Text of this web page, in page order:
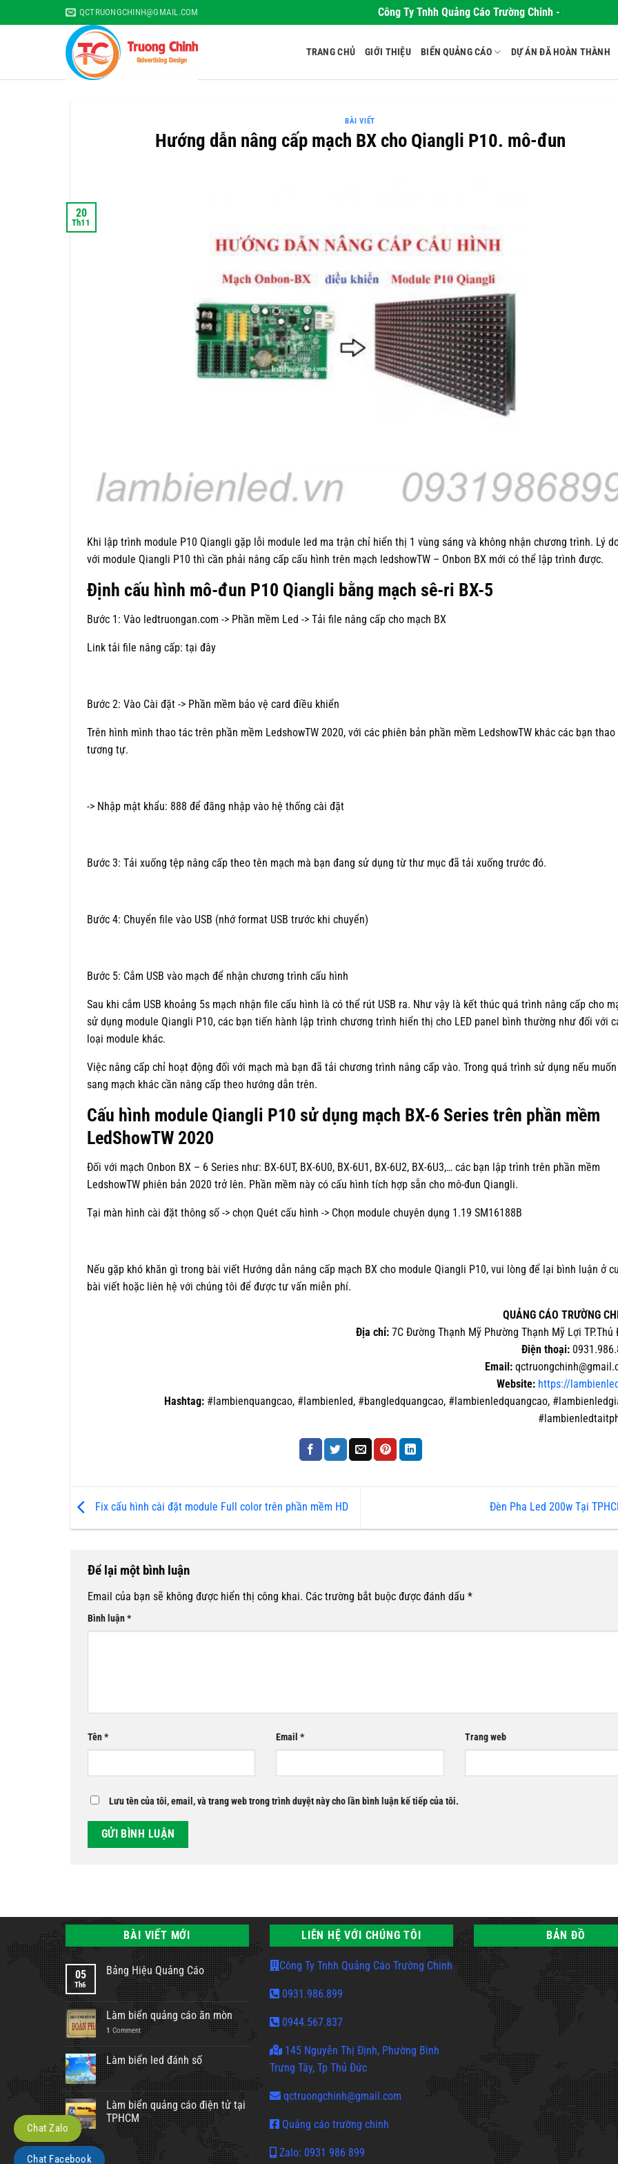
to
QCTRUONGCHINH@GMAIL.COM Công Ty Tnhh Quảng Cáo Trường Chinh - Nơi Khơi
TRANG CHỦ GIỚI THIỆU BIỂN QUẢNG CÁO DỰ ÁN ĐÃ HOÀN THÀNH
BÀI VIẾT
Hướng dẫn nâng cấp mạch BX cho Qiangli P10. mô-đun
20
Th11
Khi lập trình module P10 Qiangli gặp lỗi module led ma trận chỉ hiển thị 1 vùng sáng và không nhận chương trình. Lý
với module Qiangli P10 thì cần phải nâng cấp cấu hình trên mạch ledshowTW – Onbon BX mới có thể lập trình được.
Định cấu hình mô-đun P10 Qiangli bằng mạch sê-ri BX-5
Bước 1: Vào ledtruongan.com -> Phần mềm Led -> Tải file nâng cấp cho mạch BX
Link tải file nâng cấp: tại đây
Bước 2: Vào Cài đặt -> Phần mềm bảo vệ card điều khiển
Trên hình mình thao tác trên phần mềm LedshowTW 2020, với các phiên bản phần mềm LedshowTW khác các bạn
tương tự.
-> Nhập mật khẩu: 888 để đăng nhập vào hệ thống cài đặt
Bước 3: Tải xuống tệp nâng cấp theo tên mạch mà bạn đang sử dụng từ thư mục đã tải xuống trước đó.
Bước 4: Chuyển file vào USB (nhớ format USB trước khi chuyển)
Bước 5: Cắm USB vào mạch để nhận chương trình cấu hình
Sau khi cắm USB khoảng 5s mạch nhận file cấu hình là có thể rút USB ra. Như vậy là kết thúc quá trình nâng cấp cho
sử dụng module Qiangli P10, các bạn tiến hành lập trình chương trình hiển thị cho LED panel bình thường như đối với
loại module khác.
Việc nâng cấp chỉ hoạt động đối với mạch mà bạn đã tải chương trình nâng cấp vào. Trong quá trình sử dụng nếu
sang mạch khác cần nâng cấp theo hướng dẫn trên.
Cấu hình module Qiangli P10 sử dụng mạch BX-6 Series trên phần mềm
LedShowTW 2020
Đối với mạch Onbon BX – 6 Series như: BX-6UT, BX-6U0, BX-6U1, BX-6U2, BX-6U3,… các bạn lập trình trên phần mềm
LedshowTW phiên bản 2020 trở lên. Phần mềm này có cấu hình tích hợp sẵn cho mô-đun Qiangli.
Tại màn hình cài đặt thông số -> chọn Quét cấu hình -> Chọn module chuyên dụng 1.19 SM16188B
Nếu gặp khó khăn gì trong bài viết Hướng dẫn nâng cấp mạch BX cho module Qiangli P10, vui lòng để lại bình luận ở
bài viết hoặc liên hệ với chúng tôi để được tư vấn miễn phí.
QUẢNG CÁO TRƯỜNG
Địa chỉ: 7C Đường Thạnh Mỹ Phường Thạnh Mỹ Lợi TP.Thủ
Điện thoại:
Email:
Website: https://
Hashtag: #lambienquangcao, #lambienled, #bangledquangcao, #lambienledquangcao,
Fix cấu hình cài đặt module Full color trên phần mềm HD Đèn Pha Led 200w Tại
Để lại một bình luận
Email của bạn sẽ không được hiển thị công khai. Các trường bắt buộc được đánh dấu *
Bình luận*
Tên* Email* Trang web
Lưu tên của tôi, email, và trang web trong trình duyệt này cho lần bình luận kế tiếp của tôi.
BÀI VIẾT MỚI
05
Th6
Bảng Hiệu Quảng Cáo
Làm biển quảng cáo ăn mòn
1 Comment
Làm biển led đánh số
Làm biển quảng cáo điện tử tại
TPHCM
LIÊN HỆ VỚI CHÚNG TÔI
Công Ty Tnhh Quảng Cáo Trường Chinh
0931.986.899
0944.567.837
145 Nguyễn Thị Định, Phường Bình
Trưng Tây, Tp Thủ Đức
qctruongchinh@gmail.com
Quảng cáo trường chinh
Zalo: 0931 986 899
BẢN ĐỒ
Chat Zalo
Chat Facebook